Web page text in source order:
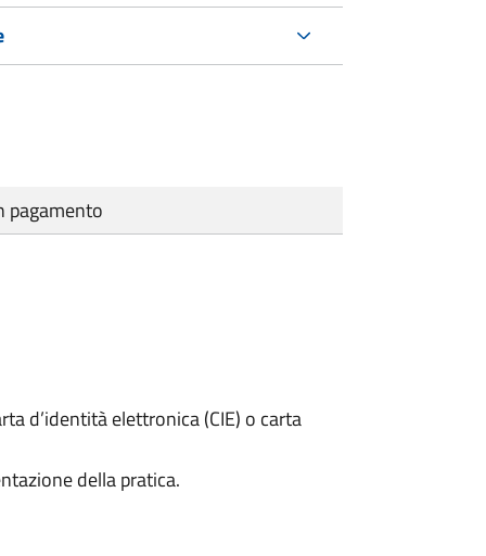
pagamento
d’identità elettronica (CIE) o carta
della pratica.